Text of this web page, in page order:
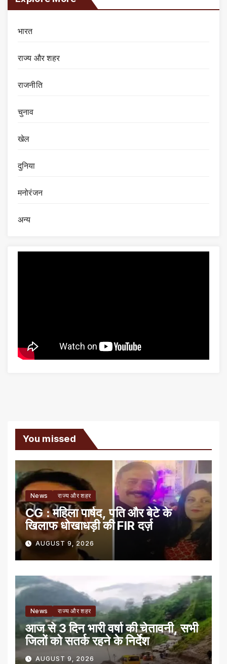
भारत
राज्य और शहर
राजनीति
चुनाव
खेल
दुनिया
मनोरंजन
अन्य
You missed
News राज्य और शहर
CG : महिला पार्षद, पति और बेटे के
खिलाफ धोखाधड़ी की FIR दर्ज़
AUGUST 9, 2026
News राज्य और शहर
आज से 3 दिन भारी वर्षा की चेतावनी, सभी
जिलों को सतर्क रहने के निर्देश
AUGUST 9, 2026